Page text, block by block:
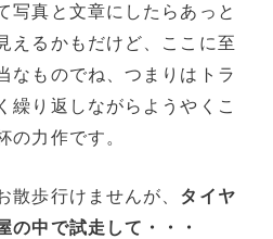
写真と文章にしたらあっと
えるかもだけど、ここに至
なものでね、つまりはトラ
繰り返しながらようやくこ
の力作です。
散歩行けませんが、 タイヤ
の中で試走して・・・